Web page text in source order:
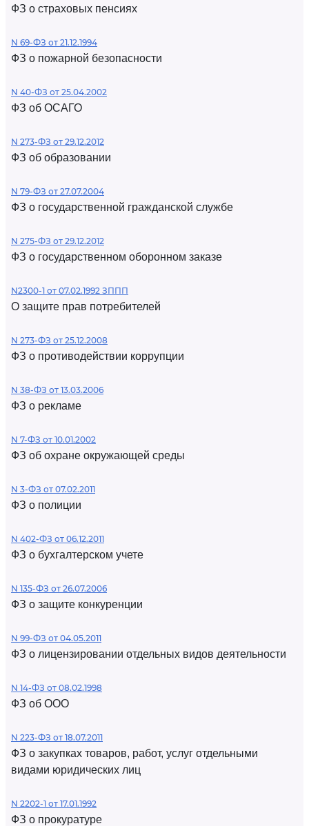
ФЗ о страховых пенсиях
N 69-ФЗ от 21.12.1994
ФЗ о пожарной безопасности
N 40-ФЗ от 25.04.2002
ФЗ об ОСАГО
N 273-ФЗ от 29.12.2012
ФЗ об образовании
N 79-ФЗ от 27.07.2004
ФЗ о государственной гражданской службе
N 275-ФЗ от 29.12.2012
ФЗ о государственном оборонном заказе
N2300-1 от 07.02.1992 ЗППП
О защите прав потребителей
N 273-ФЗ от 25.12.2008
ФЗ о противодействии коррупции
N 38-ФЗ от 13.03.2006
ФЗ о рекламе
N 7-ФЗ от 10.01.2002
ФЗ об охране окружающей среды
N 3-ФЗ от 07.02.2011
ФЗ о полиции
N 402-ФЗ от 06.12.2011
ФЗ о бухгалтерском учете
N 135-ФЗ от 26.07.2006
ФЗ о защите конкуренции
N 99-ФЗ от 04.05.2011
ФЗ о лицензировании отдельных видов деятельности
N 14-ФЗ от 08.02.1998
ФЗ об ООО
N 223-ФЗ от 18.07.2011
ФЗ о закупках товаров, работ, услуг отдельными
видами юридических лиц
N 2202-1 от 17.01.1992
ФЗ о прокуратуре